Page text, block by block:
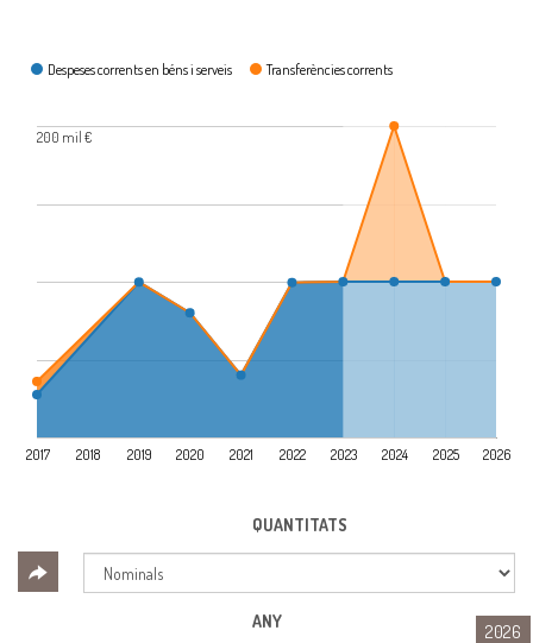
Com es gasta?
Despeses corrents en béns i serveis Transferències corrents
2017 2018 2019 2020 2021 2022 2023 2024 2025 2026
200 mil €
QUANTITATS
ANY 2026